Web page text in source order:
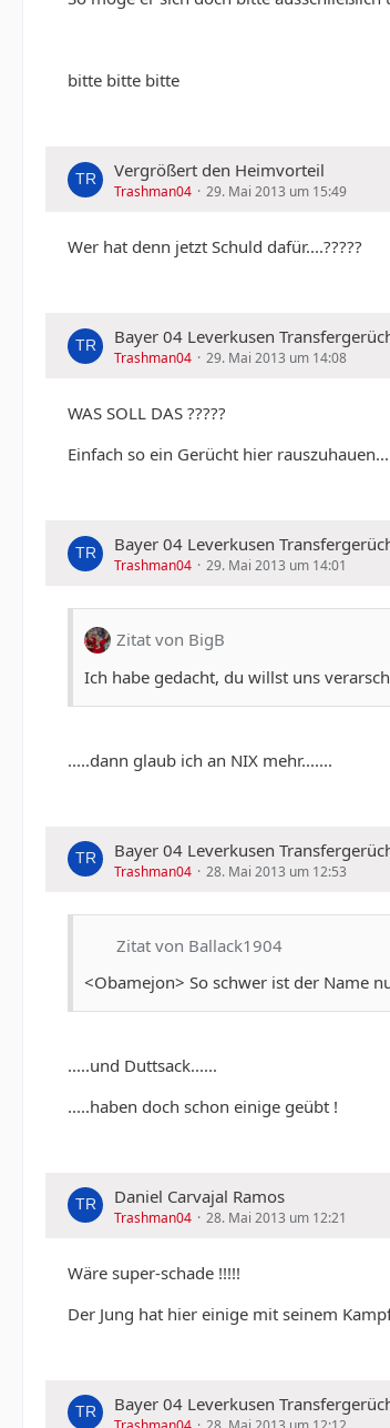
bitte bitte bitte
Vergrößert den Heimvorteil
Trashman04 29. Mai 2013 um 15:49
Wer hat denn jetzt Schuld dafür....?????
Bayer 04 Leverkusen
Trashman04 29. Mai 2013 um 14:08
WAS SOLL DAS ?????
Einfach so ein Gerücht hier
Bayer 04 Leverkusen
Trashman04 29. Mai 2013 um 14:01
Zitat von BigB
Ich habe gedacht, du willst uns
.....dann glaub ich an NIX mehr.......
Bayer 04 Leverkusen
Trashman04 28. Mai 2013 um 12:53
Zitat von Ballack1904
<Obamejon> So schwer ist der Name
.....und Duttsack......
.....haben doch schon einige geübt !
Daniel Carvajal Ramos
Trashman04 28. Mai 2013 um 12:21
Wäre super-schade !!!!!
Der Jung hat hier einige mit seinem
Bayer 04 Leverkusen